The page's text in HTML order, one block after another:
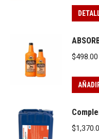
$498.00
$